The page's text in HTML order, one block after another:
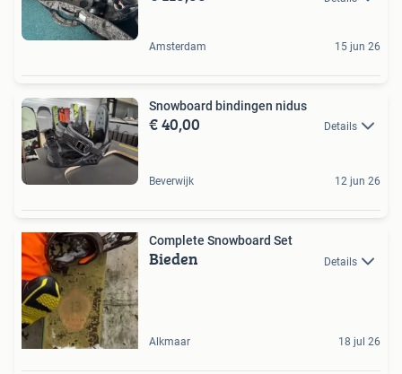
Amsterdam 15 jun 26
Snowboard bindingen nidus
€ 40,00 Details
Beverwijk 12 jun 26
Complete Snowboard Set
Bieden Details
Alkmaar 18 jul 26